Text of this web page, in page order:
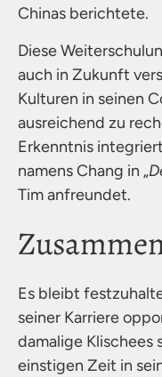
Chinas berichtete.
Diese
auch in Zukunft
Kulturen in seinen
ausreichend zu
Erkenntnis
namens Chang in „
Tim anfreundet.
Es bleibt
seiner Karriere
damalige Klischees
einstigen Zeit in